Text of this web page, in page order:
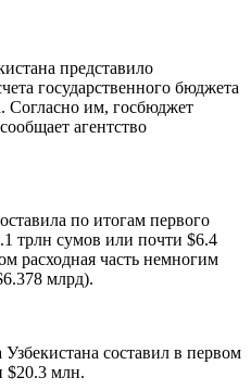
представило
государственного бюджета
Согласно им, госбюджет
агентство
по итогам первого
трлн сумов или почти $6.4
расходная часть немногим
млрд).
составил в первом
$20.3 млн.